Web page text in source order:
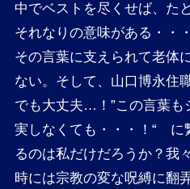
中でベストを尽くせば、た
それなりの意味がある・・
その言葉に支えられて老体
ない。そして、山口博永住
でも大丈夫…！”この言葉も
実しなくても・・・！“ に
るのは私だけだろうか？我
時には宗教の変な呪縛に翻